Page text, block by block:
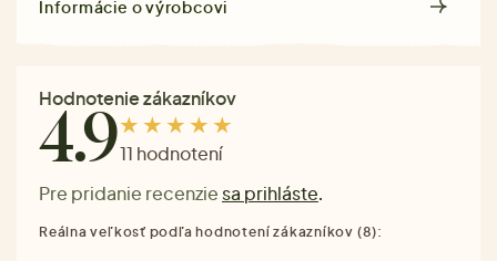
Informácie o výrobcovi
Hodnotenie zákazníkov
4.911 hodnotení
Pre pridanie recenzie sa prihláste.
Reálna veľkosť podľa hodnotení zákazníkov (8):